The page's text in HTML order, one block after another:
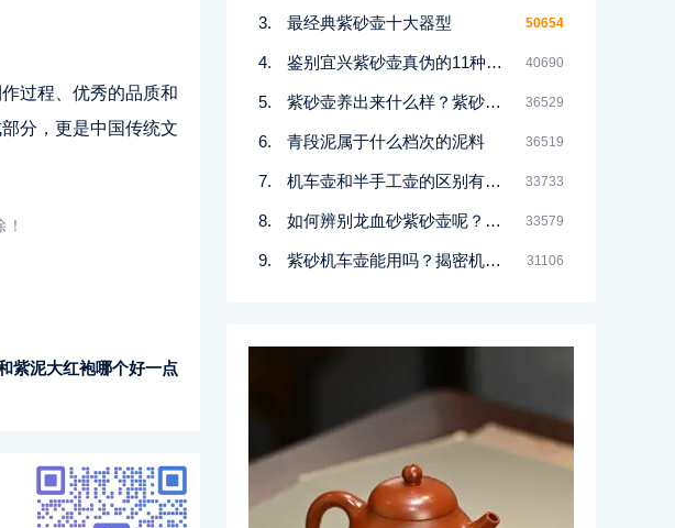
过程、优秀的品质和
分，更是中国传统文
紫泥大红袍哪个好一点
最经典紫砂壶十大器型 50654
鉴别宜兴紫砂壶真伪的11种好方法 40690
紫砂壶养出来什么样？紫砂壶包浆前后对比图鉴赏 36529
青段泥属于什么档次的泥料 36519
机车壶和半手工壶的区别有哪些 33733
如何辨别龙血砂紫砂壶呢？记住一点 33579
紫砂机车壶能用吗？揭密机车壶的真实面目 31106